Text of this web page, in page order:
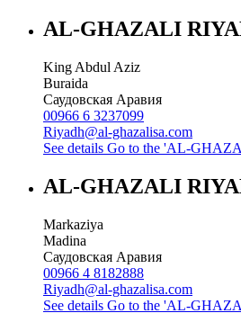
AL-GHAZALI
King Abdul Aziz
Buraida
Саудовская Аравия
00966 6 3237099
Riyadh@al-ghazalisa.com
See details Go to the 'AL-
AL-GHAZALI
Markaziya
Madina
Саудовская Аравия
00966 4 8182888
Riyadh@al-ghazalisa.com
See details Go to the 'AL-